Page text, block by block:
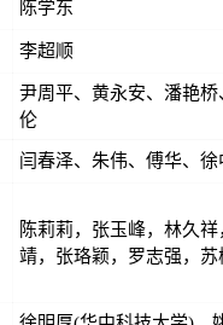
陈学东
李超顺
尹周平、黄永安、潘艳
伦
闫春泽、朱伟、傅华、
陈莉莉，张玉峰，林久
靖，张珞颖，罗志强，